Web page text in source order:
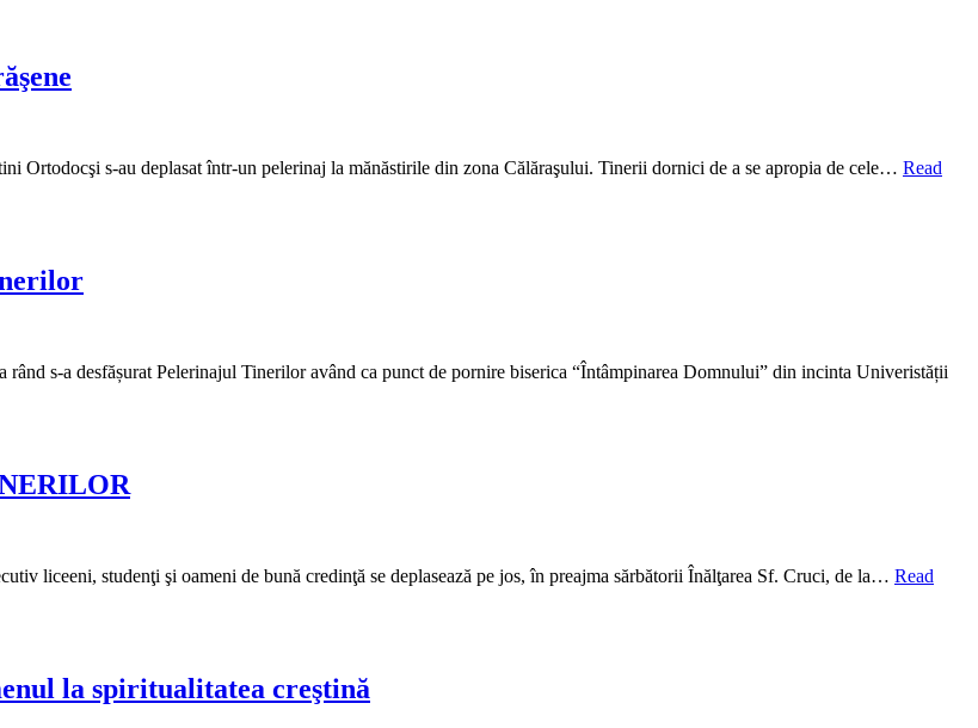
Ortodocşi s-au deplasat într-un pelerinaj la mănăstirile din zona Călăraşului. Tinerii dornici de a se apropia de cele… Read
s-a desfășurat Pelerinajul Tinerilor având ca punct de pornire biserica “Întâmpinarea Domnului” din incinta Univeristății
liceeni, studenţi şi oameni de bună credinţă se deplasează pe jos, în preajma sărbătorii Înălţarea Sf. Cruci, de la… Read
la spiritualitatea creştină